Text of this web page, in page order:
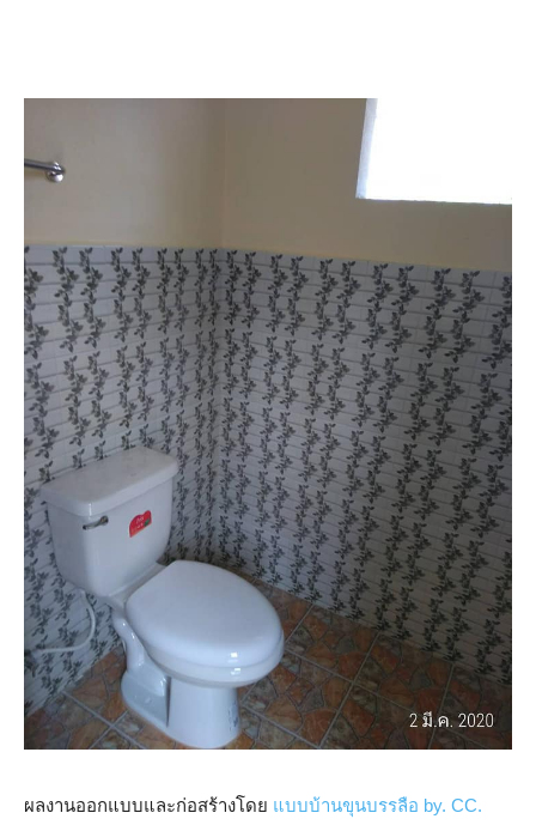
ผลงานออกแบบและก่อสร้างโดย แบบบ้านขุนบรรลือ by. CC.